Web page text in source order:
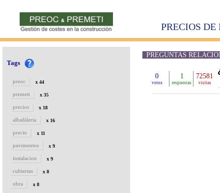
PRECIOS
Tags
preoc x 44
premeti x 35
precios x 18
albañileria x 16
precio x 11
pavimentos x 9
instalacion x 9
cubiertas x 8
obra x 8
PREGUNTAS
0
votos
1
respuestas
72581
visitas